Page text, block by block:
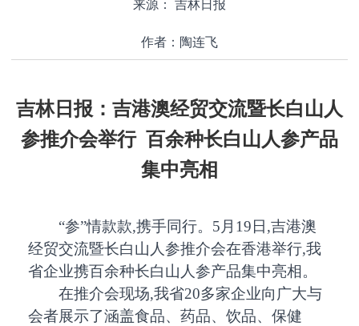
来源： 吉林日报
作者：陶连飞
吉林日报：吉港澳经贸交流暨长白山人
参推介会举行 ​百余种长白山人参产品
集中亮相
“参”情款款,携手同行。5月19日,吉港澳
经贸交流暨长白山人参推介会在香港举行,我
省企业携百余种长白山人参产品集中亮相。
在推介会现场,我省20多家企业向广大与
会者展示了涵盖食品、药品、饮品、保健